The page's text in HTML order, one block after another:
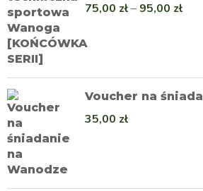
75,00 zł– 95,00 zł
Voucher na
35,00 zł